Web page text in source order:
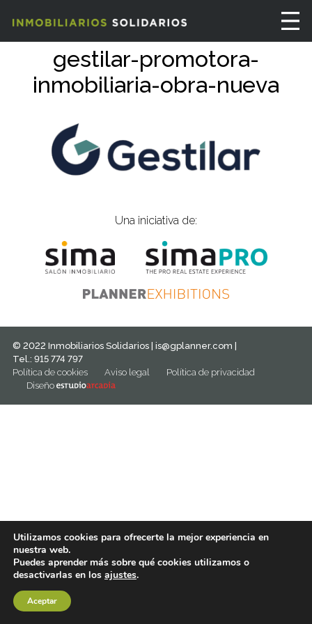
gestilar-promotora-
inmobiliaria-obra-nueva
Una iniciativa de:
© 2022 Inmobiliarios Solidarios | is@gplanner.com |
Tel.: 915 774 797
Política de cookies
Aviso legal
Política de privacidad
Diseño
Utilizamos cookies para ofrecerte la mejor experiencia en
nuestra web.
Puedes aprender más sobre qué cookies utilizamos o
desactivarlas en los ajustes.
Aceptar